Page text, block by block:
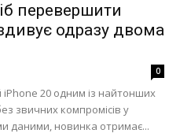
перевершити
одразу двома
0
20 одним із найтонших
звичних компромісів у
даними, новинка отримає...